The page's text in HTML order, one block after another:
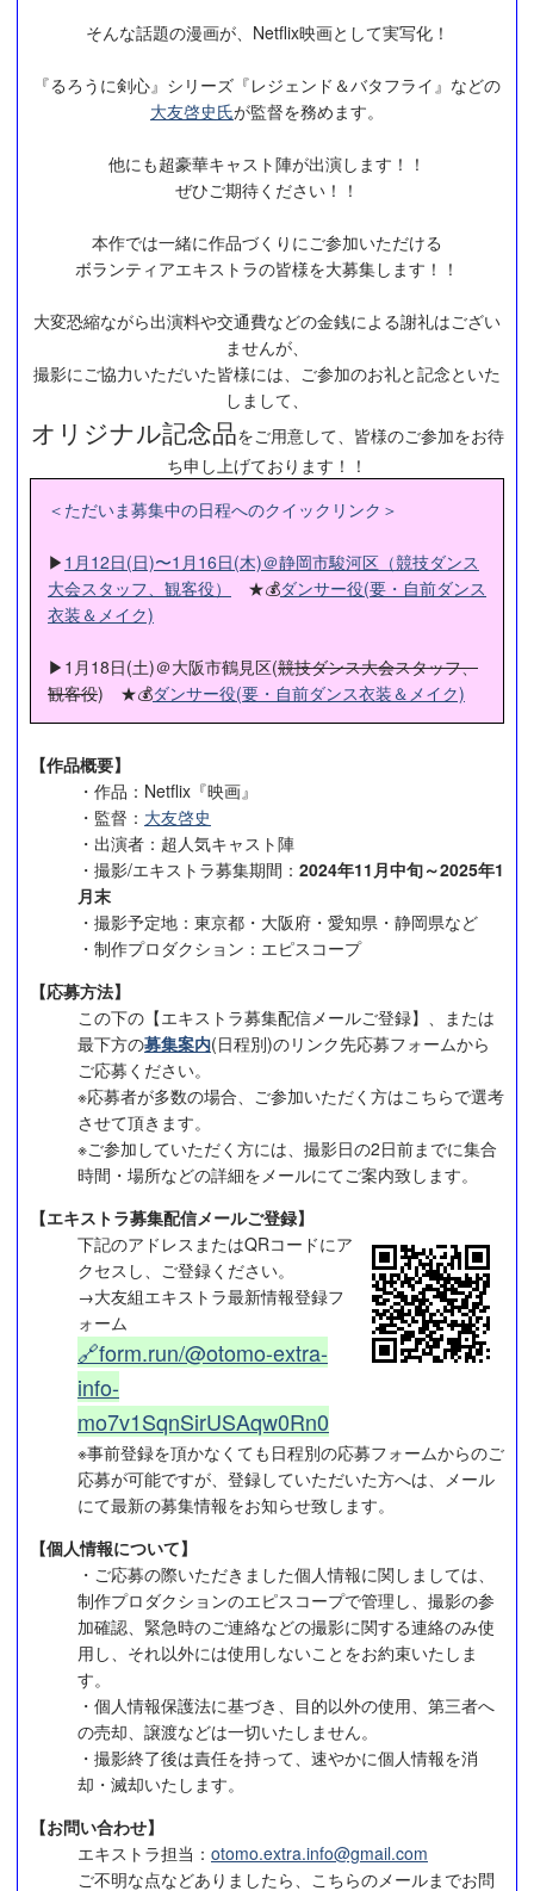
そんな話題の漫画が、Netflix映画として実写化！
『るろうに剣心』シリーズ『レジェンド＆バタフライ』などの
大友啓史氏が監督を務めます。
他にも超豪華キャスト陣が出演します！！
ぜひご期待ください！！
本作では一緒に作品づくりにご参加いただける
ボランティアエキストラの皆様を大募集します！！
大変恐縮ながら出演料や交通費などの金銭による謝礼はござい
ませんが、
撮影にご協力いただいた皆様には、ご参加のお礼と記念といた
しまして、
オリジナル記念品をご用意して、皆様のご参加をお待
ち申し上げております！！
＜ただいま募集中の日程へのクイックリンク＞
▶ 1月12日(日)〜1月16日(木)＠静岡市駿河区（競技ダンス
大会スタッフ、観客役）
★💰ダンサー役(要・自前ダンス
衣装＆メイク)
▶1月18日(土)＠大阪市鶴見区(競技ダンス大会スタッフ、
観客役) ★💰ダンサー役(要・自前ダンス衣装＆メイク)
【作品概要】
・作品：Netflix『映画』
・監督： 大友啓史
・出演者：超人気キャスト陣
・撮影/エキストラ募集期間： 2024年11月中旬～2025年1
月末
・撮影予定地：東京都・大阪府・愛知県・静岡県など
・制作プロダクション：エピスコープ
【応募方法】
この下の【エキストラ募集配信メールご登録】、または
最下方の募集案内(日程別)のリンク先応募フォームから
ご応募ください。
※応募者が多数の場合、ご参加いただく方はこちらで選考
させて頂きます。
※ご参加していただく方には、撮影日の2日前までに集合
時間・場所などの詳細をメールにてご案内致します。
【エキストラ募集配信メールご登録】
下記のアドレスまたはQRコードにア
クセスし、ご登録ください。
→大友組エキストラ最新情報登録フ
ォーム
🔗form.run/@otomo-extra-
info-
mo7v1SqnSirUSAqw0Rn0
※事前登録を頂かなくても日程別の応募フォームからのご
応募が可能ですが、登録していただいた方へは、メール
にて最新の募集情報をお知らせ致します。
【個人情報について】
・ご応募の際いただきました個人情報に関しましては、
制作プロダクションのエピスコープで管理し、撮影の参
加確認、緊急時のご連絡などの撮影に関する連絡のみ使
用し、それ以外には使用しないことをお約束いたしま
す。
・個人情報保護法に基づき、目的以外の使用、第三者へ
の売却、譲渡などは一切いたしません。
・撮影終了後は責任を持って、速やかに個人情報を消
却・滅却いたします。
【お問い合わせ】
エキストラ担当： otomo.extra.info@gmail.com
ご不明な点などありましたら、こちらのメールまでお問